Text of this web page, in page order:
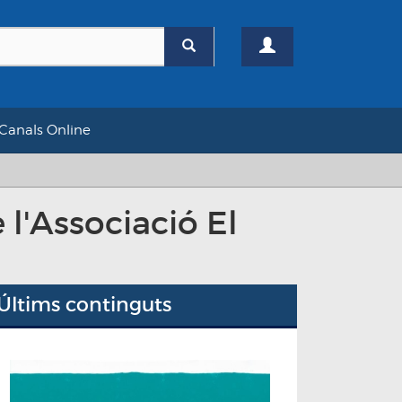
Online
El
continguts